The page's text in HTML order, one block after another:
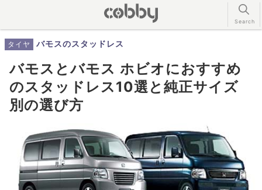
タイヤ バモスのスタッドレス
バモスとバモス ホビオにおすすめ
のスタッドレス10選と純正サイズ
別の選び方